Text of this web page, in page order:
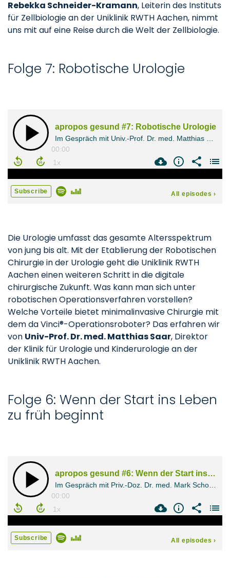
Rebekka Schneider-Kramann, Leiterin des Instituts
für Zellbiologie an der Uniklinik RWTH Aachen, nimmt
uns mit auf eine Reise durch die Welt der Zellbiologie.
Folge 7: Robotische Urologie
Die Urologie umfasst das gesamte Altersspektrum
von jung bis alt. Mit der Etablierung der Robotischen
Chirurgie in der Urologie geht die Uniklinik RWTH
Aachen einen weiteren Schritt in die digitale
chirurgische Zukunft. Was kann man sich unter
robotischen Operationsverfahren vorstellen?
Welche Vorteile bietet minimalinvasive Chirurgie mit
dem da Vinci®-Operationsroboter? Das erfahren wir
von Univ-Prof. Dr. med. Matthias Saar, Direktor
der Klinik für Urologie und Kinderurologie an der
Uniklinik RWTH Aachen.
Folge 6: Wenn der Start ins Leben
zu früh beginnt